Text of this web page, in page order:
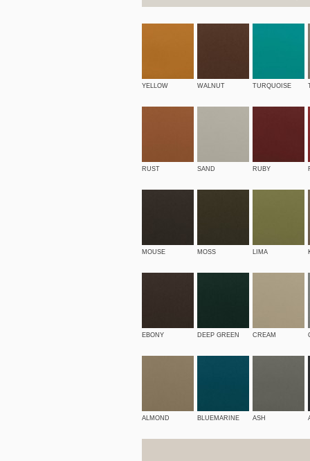
YELLOW WALNUT TURQUOISE
RUST SAND RUBY
MOUSE MOSS LIMA
EBONY DEEP GREEN CREAM
ALMOND BLUEMARINE ASH